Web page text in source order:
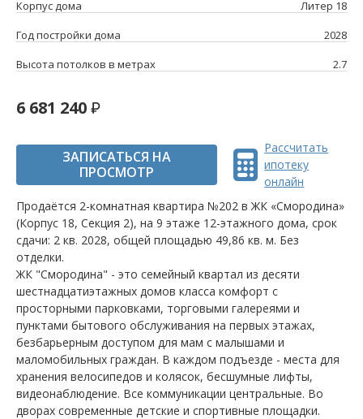
Корпус дома
Литер 18
Год постройки дома
2028
Высота потолков в метрах
2.7
6 681 240
ЗАПИСАТЬСЯ НА
ПРОСМОТР
Рассчитать
ипотеку
онлайн
Продаётся 2-комнатная квартира №202 в ЖК «Смородина»
(Корпус 18, Секция 2), на 9 этаже 12-этажного дома, срок
сдачи: 2 кв. 2028, общей площадью 49,86 кв. м. Без
отделки.
ЖК "Смородина" - это семейный квартал из десяти
шестнадцатиэтажных домов класса комфорт с
просторными парковками, торговыми галереями и
пунктами бытового обслуживания на первых этажах,
безбарьерным доступом для мам с малышами и
маломобильных граждан. В каждом подъезде - места для
хранения велосипедов и колясок, бесшумные лифты,
видеонаблюдение. Все коммуникации центральные. Во
дворах современные детские и спортивные площадки.